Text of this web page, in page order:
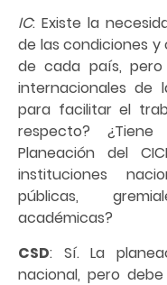
IC: Existe la
de las condiciones
de cada país, pero
internacionales de
para facilitar el
respecto?
Planeación del
instituciones
públicas,
académicas?
CSD: Sí. La
nacional, pero